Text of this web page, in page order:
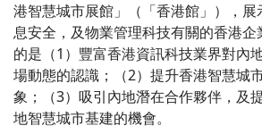
港智慧城市展館」（「香港館」），
息安全，及物業管理科技有關的香港企
的是（1）豐富香港資訊科技業界對內
場動態的認識；（2）提升香港智慧城
象；（3）吸引內地潛在合作夥伴，及
地智慧城市基建的機會。